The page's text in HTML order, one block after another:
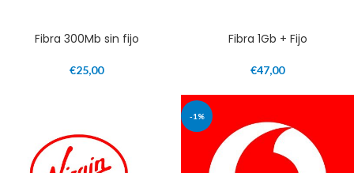
Fibra 300Mb sin fijo
€25,00
Fibra 1Gb + Fijo
€47,00
-1%